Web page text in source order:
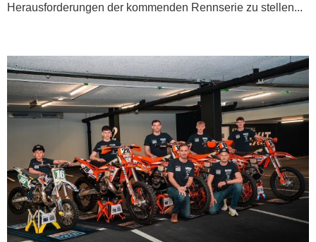
Herausforderungen der kommenden Rennserie zu stellen...